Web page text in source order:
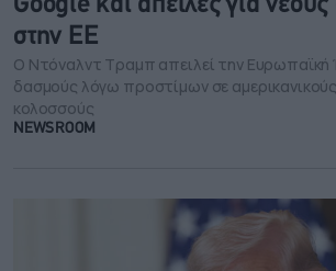
Google και απειλές για
στην ΕΕ
Ο Ντόναλντ Τραμπ απειλεί την Ευρωπαϊκή
δασμούς λόγω προστίμων σε
κολοσσούς
NEWSROOM